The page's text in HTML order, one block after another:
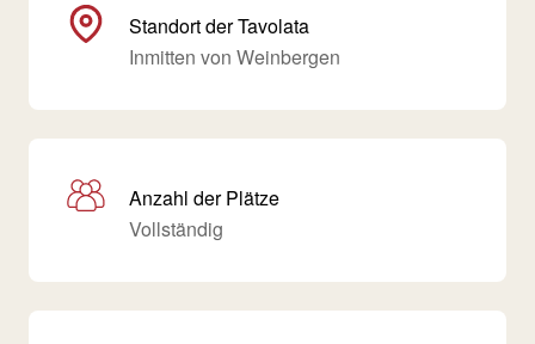
Standort der Tavolata
Inmitten von Weinbergen
Anzahl der Plätze
Vollständig